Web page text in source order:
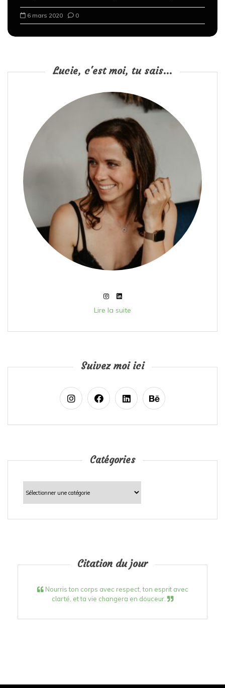
6 mars 2020 0
Lucie, c'est moi, tu sais...
Lire la suite
Suivez moi ici
Catégories
Catégories
Citation du jour
Nourris ton corps avec respect, ton esprit avec
clarté, et ta vie changera en douceur.